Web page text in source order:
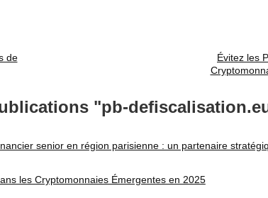
de
Évitez les
"pb-
senior en région parisienne : un partenaire
les Cryptomonnaies Émergentes en 2025